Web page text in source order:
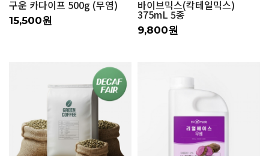
구운 카다이프 500g (무염)
15,500원
바이브믹스(칵테일믹스)
375mL 5종
9,800원